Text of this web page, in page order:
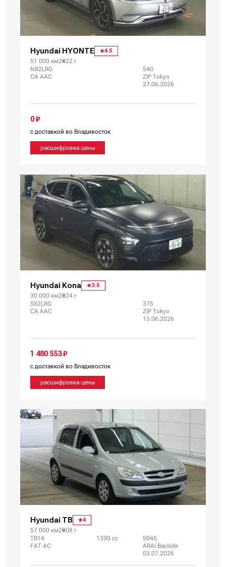
Hyundai HYONTE 4.5
51 000 км2022 г
NB2LRG
CA AAC
540
ZIP Tokyo
27.06.2026
0 ₽
с доставкой во Владивосток
расшифровка цены
Hyundai Kona 3.5
30 000 км2024 г
SX2LRG
CA AAC
375
ZIP Tokyo
13.06.2026
1 480 553 ₽
с доставкой во Владивосток
расшифровка цены
Hyundai TB 4
57 000 км2008 г
TB14
FAT AC
1390 сс
5045
ARAI Bayside
03.07.2026